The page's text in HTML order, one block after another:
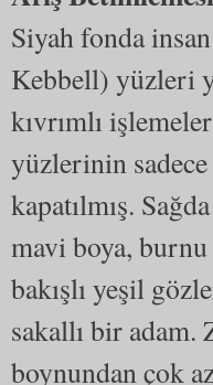
Siyah fonda
Kebbell) yüzleri
kıvrımlı
yüzlerinin
kapatılmış.
mavi boya, burnu
bakışlı yeşil
sakallı bir adam.
boynundan çok